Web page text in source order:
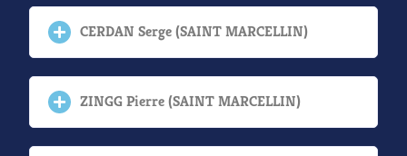
CERDAN Serge (SAINT MARCELLIN)
ZINGG Pierre (SAINT MARCELLIN)